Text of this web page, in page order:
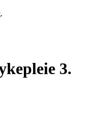
3.